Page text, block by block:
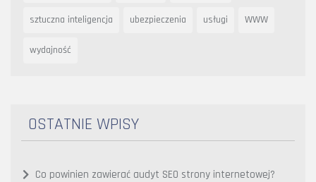
sztuczna inteligencja ubezpieczenia usługi WWW
wydajność
OSTATNIE WPISY
Co powinien zawierać audyt SEO strony internetowej?